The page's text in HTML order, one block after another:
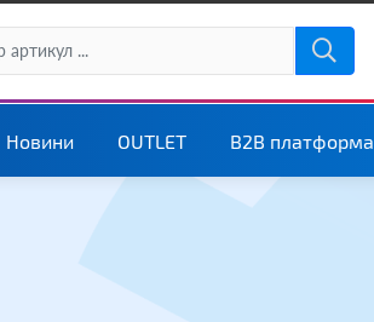
Новини OUTLET B2B платформа